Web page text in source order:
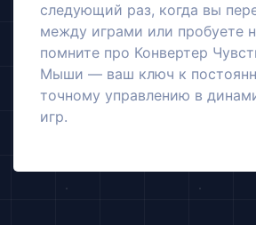
следующий раз, когда вы
между играми или пробуете
помните про Конвертер
Мыши — ваш ключ к
точному управлению в
игр.